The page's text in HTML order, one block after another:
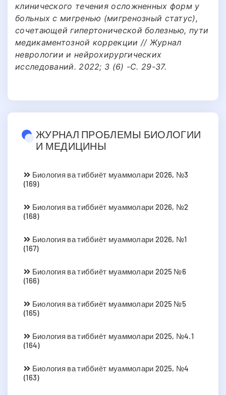
клинического течения осложненных форм у
больных с мигренью (мигренозный статус),
сочетающей гипертонической болезнью, пути
медикаментозной коррекции // Журнал
неврологии и нейрохирургических
исследований. 2022; 3 (6) -С. 29-37.
ЖУРНАЛ ПРОБЛЕМЫ БИОЛОГИИ
И МЕДИЦИНЫ
Биология ва тиббиёт муаммолари 2026, №3
(169)
Биология ва тиббиёт муаммолари 2026, №2
(168)
Биология ва тиббиёт муаммолари 2026, №1
(167)
Биология ва тиббиёт муаммолари 2025 №6
(166)
Биология ва тиббиёт муаммолари 2025 №5
(165)
Биология ва тиббиёт муаммолари 2025, №4.1
(164)
Биология ва тиббиёт муаммолари 2025, №4
(163)